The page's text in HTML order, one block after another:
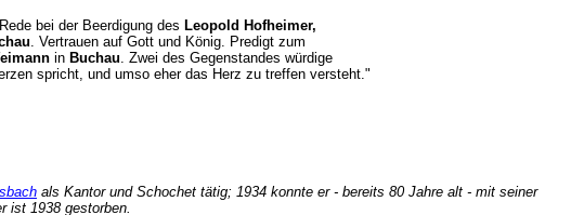
bei der Beerdigung des Leopold Hofheimer,
. Vertrauen auf Gott und König. Predigt zum
in Buchau. Zwei des Gegenstandes würdige
spricht, und umso eher das Herz zu treffen versteht."
als Kantor und Schochet tätig; 1934 konnte er - bereits 80 Jahre alt - mit seiner
ist 1938 gestorben.